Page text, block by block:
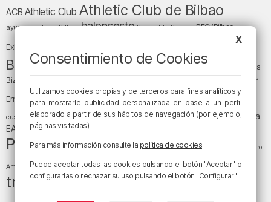
ACB Athletic Club Athletic Club de Bilbao
ayuntamiento de Bilbao baloncesto Barakaldo Basauri BEC (Bilbao
Exhibition Center) Bizkaia
Bizkaia y sus comarcas Copa del Rey cultura
Cáritas
Bizkaia
Diócesis de Bilbao el tiempo Enkarterri
Ernesto Valverde Ertzaintza Euskadi (País Vasco)
euskera fiestas fútbol Gobierno vasco juanma jubera LaLiga LaLiga
EA Sports Liga Endesa
Política religión San Mamés sociedadsucesos Teatro
Arriaga tiempotiempo atmosféricotráfico
tráfico en Bizkaia
X
Consentimiento de Cookies
Utilizamos cookies propias y de terceros para fines analíticos y
para mostrarle publicidad personalizada en base a un perfil
elaborado a partir de sus hábitos de navegación (por ejemplo,
páginas visitadas).
Para más información consulte la política de cookies.
Puede aceptar todas las cookies pulsando el botón "Aceptar" o
configurarlas o rechazar su uso pulsando el botón "Configurar".